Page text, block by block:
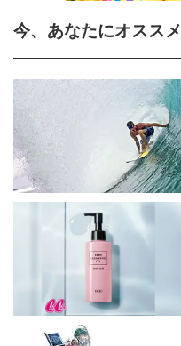
今、あなたにオススメ